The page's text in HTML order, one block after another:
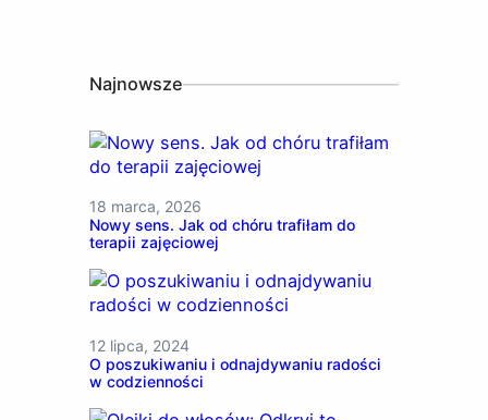
Najnowsze
18 marca, 2026
Nowy sens. Jak od chóru trafiłam do
terapii zajęciowej
12 lipca, 2024
O poszukiwaniu i odnajdywaniu radości
w codzienności